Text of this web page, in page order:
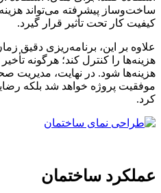
ساخت‌وساز پیشرفته می‌تواند
کیفیت کار تحت تأثیر قرار گیرد.
علاوه بر این، برنامه‌ریزی دقیق
هزینه‌ها را کنترل کند؛ هرگونه
هزینه‌ها شود. در نهایت، مدیریت
موفقیت پروژه خواهد شد بلکه
کرد.
عملکرد ساختمان